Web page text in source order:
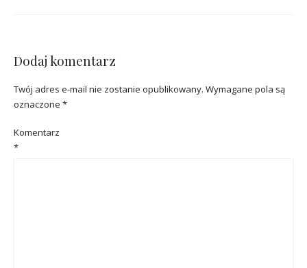
Dodaj komentarz
Twój adres e-mail nie zostanie opublikowany. Wymagane pola są
oznaczone *
Komentarz
*